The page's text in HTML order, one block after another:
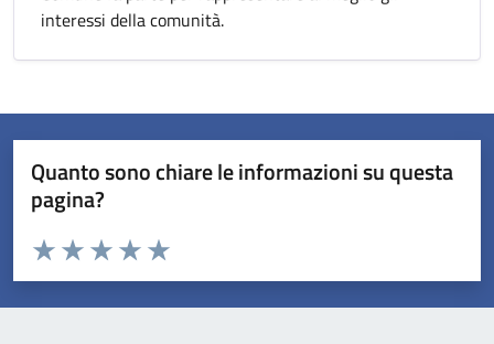
interessi della comunità.
Quanto sono chiare le informazioni su questa
pagina?
Valuta da 1 a 5 stelle la pagina
Valuta 5 stelle su 5
Valuta 4 stelle su 5
Valuta 3 stelle su 5
Valuta 2 stelle su 5
Valuta 1 stelle su 5